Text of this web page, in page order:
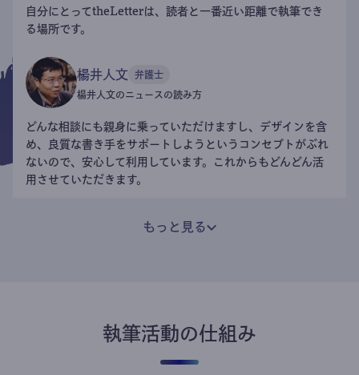
自分にとってtheLetterは、読者と一番近い距離で執筆でき
る場所です。
楊井人文 弁護士
楊井人文のニュースの読み方
どんな相談にも親身に乗っていただけますし、デザインを含
め、良質な書き手をサポートしようというコンセプトがぶれ
ないので、安心して利用しています。これからもどんどん活
用させていただきます。
もっと見る
執筆活動の仕組み